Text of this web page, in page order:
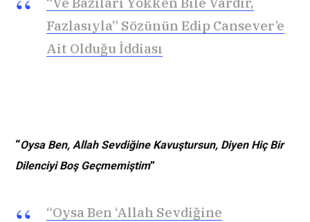
Fazlasıyla” Sözünün Edip Cansever’e
Ait Olduğu İddiası
“Oysa Ben, Allah Sevdiğine Kavuştursun, Diyen Hiç Bir
Dilenciyi Boş Geçmemiştim”
“Oysa Ben ‘Allah Sevdiğine